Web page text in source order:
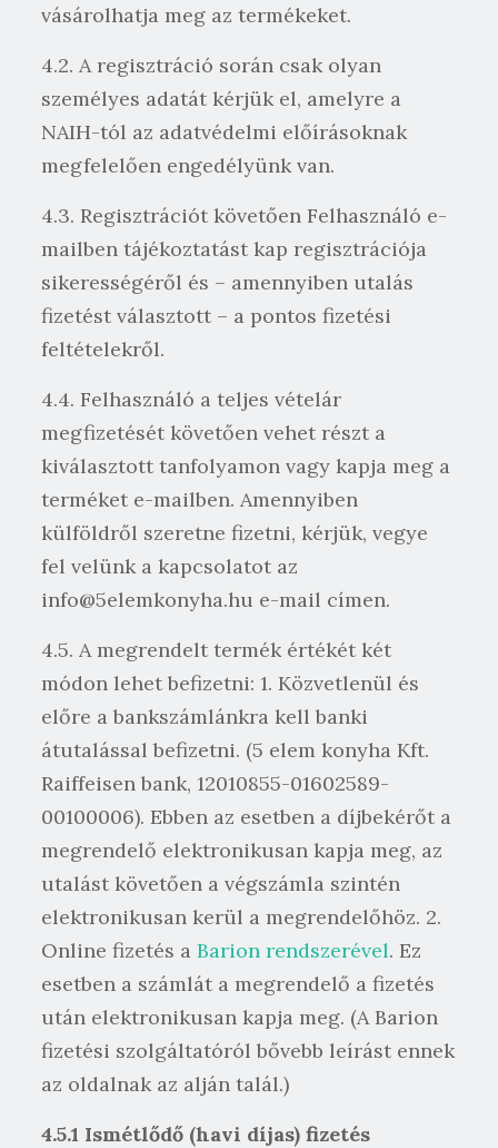
vásárolhatja meg az termékeket.
4.2. A regisztráció során csak olyan
személyes adatát kérjük el, amelyre a
NAIH-tól az adatvédelmi előírásoknak
megfelelően engedélyünk van.
4.3. Regisztrációt követően Felhasználó e-
mailben tájékoztatást kap regisztrációja
sikerességéről és – amennyiben utalás
fizetést választott – a pontos fizetési
feltételekről.
4.4. Felhasználó a teljes vételár
megfizetését követően vehet részt a
kiválasztott tanfolyamon vagy kapja meg a
terméket e-mailben. Amennyiben
külföldről szeretne fizetni, kérjük, vegye
fel velünk a kapcsolatot az
info@5elemkonyha.hu e-mail címen.
4.5. A megrendelt termék értékét két
módon lehet befizetni: 1. Közvetlenül és
előre a bankszámlánkra kell banki
átutalással befizetni. (5 elem konyha Kft.
Raiffeisen bank, 12010855-01602589-
00100006). Ebben az esetben a díjbekérőt a
megrendelő elektronikusan kapja meg, az
utalást követően a végszámla szintén
elektronikusan kerül a megrendelőhöz. 2.
Online fizetés a Barion rendszerével. Ez
esetben a számlát a megrendelő a fizetés
után elektronikusan kapja meg. (A Barion
fizetési szolgáltatóról bővebb leírást ennek
az oldalnak az alján talál.)
4.5.1 Ismétlődő (havi díjas) fizetés